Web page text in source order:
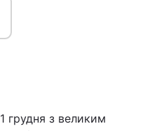
грудня з великим